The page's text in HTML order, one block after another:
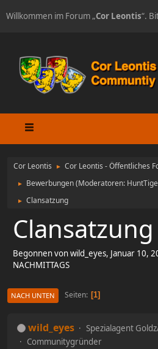
Willkommen im Forum „Cor Leontis“.
Cor Leontis ► Cor Leontis - Öffentliches
► Bewerbungen(Moderatoren:
► Clansatzung
Clansatzung
Begonnen von wild_eyes, Januar 10,
NACHMITTAGS
NACH UNTEN Seiten 1
wild_eyes
Spezialagent
Communitygründer